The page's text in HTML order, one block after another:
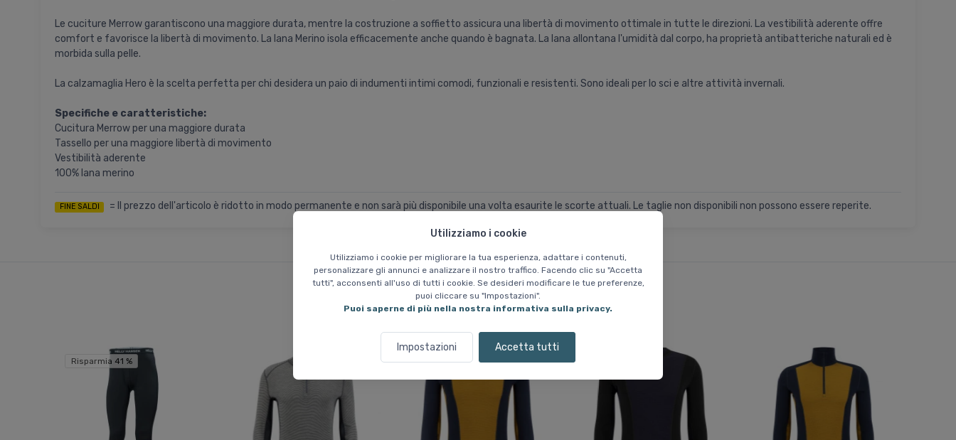
Utilizziamo i cookie
Utilizziamo i cookie per migliorare la tua esperienza, adattare i contenuti,
personalizzare gli annunci e analizzare il nostro traffico. Facendo clic su "Accetta
tutti", acconsenti all'uso di tutti i cookie. Se desideri modificare le tue preferenze,
puoi cliccare su "Impostazioni".
Puoi saperne di più nella nostra informativa sulla privacy.
Impostazioni Accetta tutti
Le cuciture Merrow garantiscono una maggiore durata, mentre la costruzione a soffietto assicura una libertà di movimento ottimale in tutte le direzioni. La vestibilità aderente offre
comfort e favorisce la libertà di movimento. La lana Merino isola efficacemente anche quando è bagnata. La lana allontana l'umidità dal corpo, ha proprietà antibatteriche naturali ed è
morbida sulla pelle.
La calzamaglia Hero è la scelta perfetta per chi desidera un paio di indumenti intimi comodi, funzionali e resistenti. Sono ideali per lo sci e altre attività invernali.
Specifiche e caratteristiche:
Cucitura Merrow per una maggiore durata
Tassello per una maggiore libertà di movimento
Vestibilità aderente
100% lana merino
FINE SALDI = Il prezzo dell'articolo è ridotto in modo permanente e non sarà più disponibile una volta esaurite le scorte attuali. Le taglie non disponibili non possono essere reperite.
Prodotti simili
Risparmia 41 %